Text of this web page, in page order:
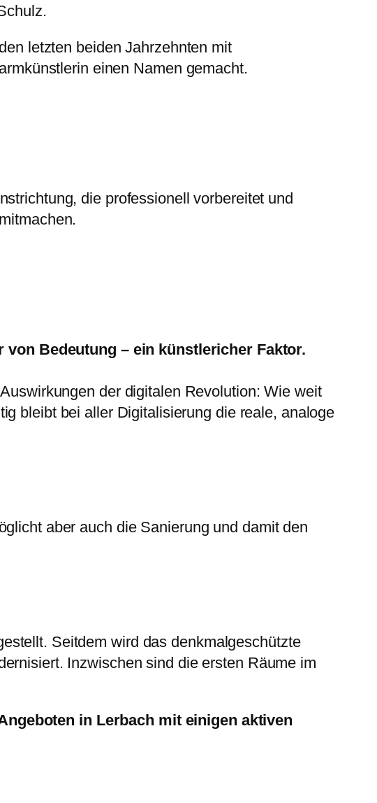
letzten beiden Jahrzehnten mit
einen Namen gemacht.
die professionell vorbereitet und
von Bedeutung – ein künstlericher Faktor.
der digitalen Revolution: Wie weit
bleibt bei aller Digitalisierung die reale, analoge
aber auch die Sanierung und damit den
Seitdem wird das denkmalgeschützte
Inzwischen sind die ersten Räume im
in Lerbach mit einigen aktiven